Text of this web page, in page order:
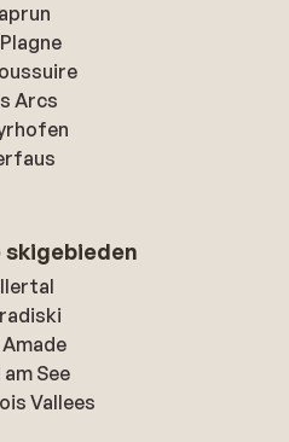
Arcs
skigebieden
Amade
See
Vallees